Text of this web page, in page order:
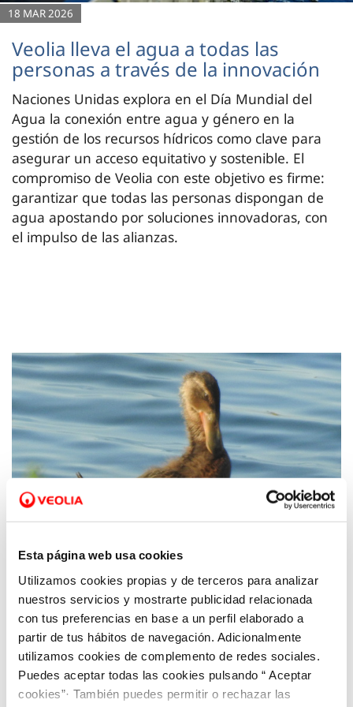
Esta página web usa cookies
Utilizamos cookies propias y de terceros para analizar
nuestros servicios y mostrarte publicidad relacionada
con tus preferencias en base a un perfil elaborado a
partir de tus hábitos de navegación. Adicionalmente
utilizamos cookies de complemento de redes sociales.
Puedes aceptar todas las cookies pulsando “ Aceptar
cookies”· También puedes permitir o rechazar las
18 MAR 2026
Veolia lleva el agua a todas las
personas a través de la innovación
Naciones Unidas explora en el Día Mundial del
Agua la conexión entre agua y género en la
gestión de los recursos hídricos como clave para
asegurar un acceso equitativo y sostenible. El
compromiso de Veolia con este objetivo es firme:
garantizar que todas las personas dispongan de
agua apostando por soluciones innovadoras, con
el impulso de las alianzas.
11 AGO 2020
Hidrogea y ANSE detectan nidos del pato
cuchara en las lagunas de la depuradora de
Cabezo Beaza